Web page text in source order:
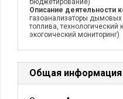
бюджетирование)
Описание деятельности
газоанализаторы дымовых
топлива, технологический
экогоический мониторинг)
Общая информация